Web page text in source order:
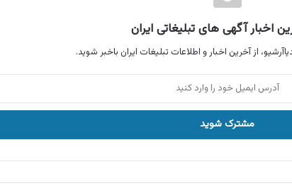
اخبار آگهی های تبلیغاتی ایران
از آخرین اخبار و اطلاعات تبلیغات ایران باخبر شوید.